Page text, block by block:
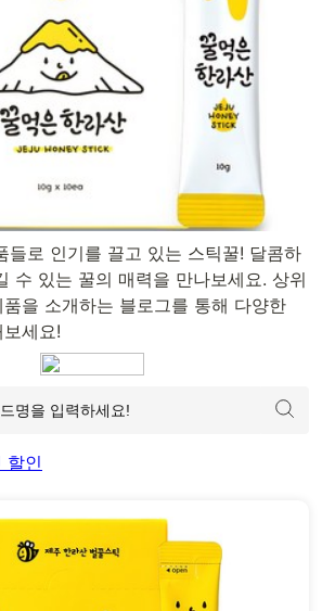
들로 인기를 끌고 있는 스틱꿀! 달콤하
수 있는 꿀의 매력을 만나보세요. 상위
을 소개하는 블로그를 통해 다양한
세요!